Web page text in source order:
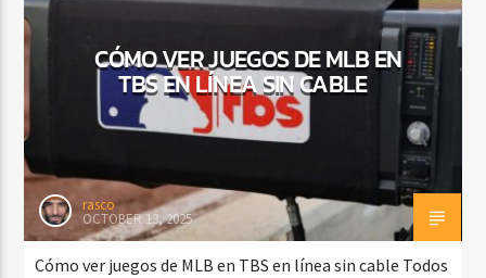
CÓMO VER JUEGOS DE MLB EN
TBS EN LÍNEA SIN CABLE
rasco
OCTOBER 13, 2025
Cómo ver juegos de MLB en TBS en línea sin cable Todos